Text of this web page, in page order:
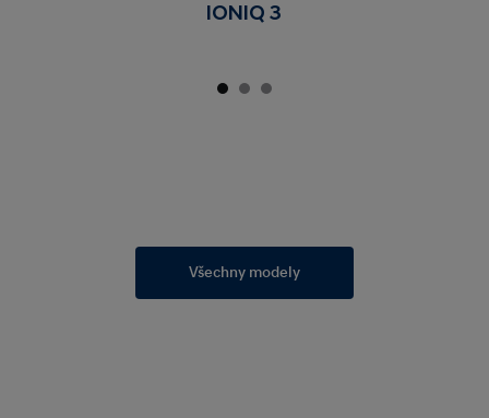
IONIQ 3
Všechny modely